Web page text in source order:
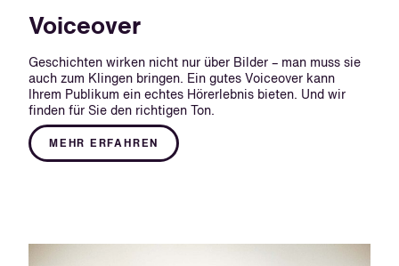
Voiceover
Geschichten wirken nicht nur über Bilder – man muss sie
auch zum Klingen bringen. Ein gutes Voiceover kann
Ihrem Publikum ein echtes Hörerlebnis bieten. Und wir
finden für Sie den richtigen Ton.
MEHR ERFAHREN